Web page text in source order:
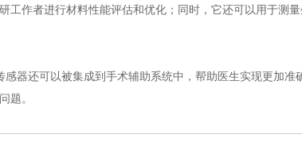
工作者进行材料性能评估和优化；同时，它还可以用于测
感器还可以被集成到手术辅助系统中，帮助医生实现更加
题。